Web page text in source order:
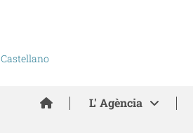
Castellano
Inici L' Agència